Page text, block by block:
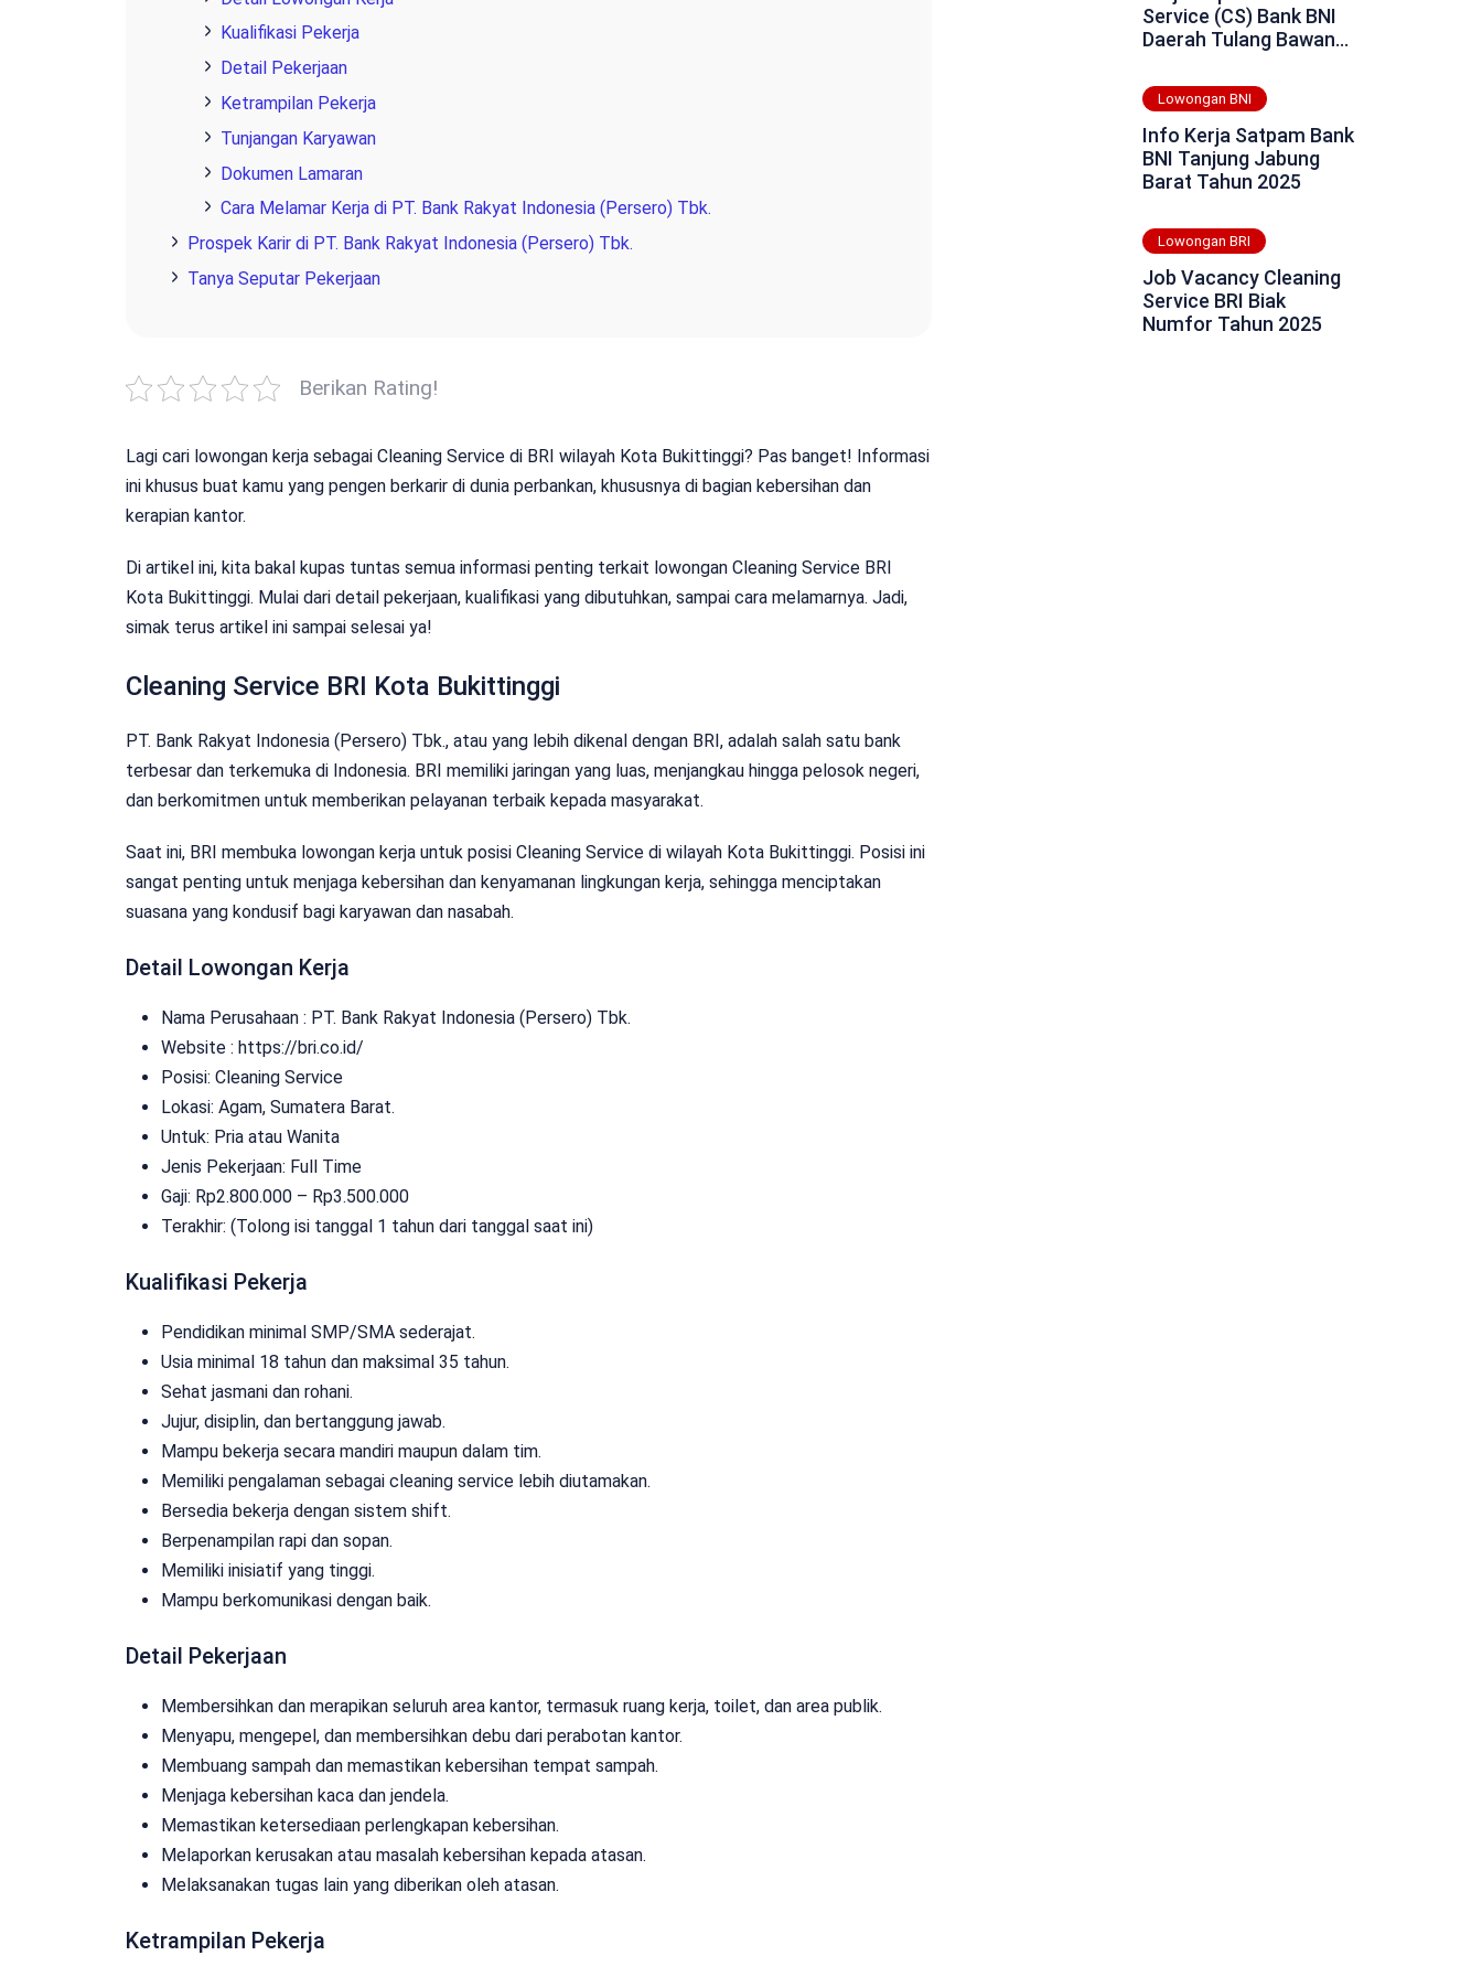
Kualifikasi Pekerja
Detail Pekerjaan
Ketrampilan Pekerja
Tunjangan Karyawan
Dokumen Lamaran
Cara Melamar Kerja di PT. Bank Rakyat Indonesia (Persero) Tbk.
Prospek Karir di PT. Bank Rakyat Indonesia (Persero) Tbk.
Tanya Seputar Pekerjaan
Berikan Rating!
Lagi cari lowongan kerja sebagai Cleaning Service di BRI wilayah Kota Bukittinggi? Pas banget! Informasi
ini khusus buat kamu yang pengen berkarir di dunia perbankan, khususnya di bagian kebersihan dan
kerapian kantor.
Di artikel ini, kita bakal kupas tuntas semua informasi penting terkait lowongan Cleaning Service BRI
Kota Bukittinggi. Mulai dari detail pekerjaan, kualifikasi yang dibutuhkan, sampai cara melamarnya. Jadi,
simak terus artikel ini sampai selesai ya!
Cleaning Service BRI Kota Bukittinggi
PT. Bank Rakyat Indonesia (Persero) Tbk., atau yang lebih dikenal dengan BRI, adalah salah satu bank
terbesar dan terkemuka di Indonesia. BRI memiliki jaringan yang luas, menjangkau hingga pelosok negeri,
dan berkomitmen untuk memberikan pelayanan terbaik kepada masyarakat.
Saat ini, BRI membuka lowongan kerja untuk posisi Cleaning Service di wilayah Kota Bukittinggi. Posisi ini
sangat penting untuk menjaga kebersihan dan kenyamanan lingkungan kerja, sehingga menciptakan
suasana yang kondusif bagi karyawan dan nasabah.
Detail Lowongan Kerja
Nama Perusahaan : PT. Bank Rakyat Indonesia (Persero) Tbk.
Website : https://bri.co.id/
Posisi: Cleaning Service
Lokasi: Agam, Sumatera Barat.
Untuk: Pria atau Wanita
Jenis Pekerjaan: Full Time
Gaji: Rp2.800.000 – Rp3.500.000
Terakhir: (Tolong isi tanggal 1 tahun dari tanggal saat ini)
Kualifikasi Pekerja
Pendidikan minimal SMP/SMA sederajat.
Usia minimal 18 tahun dan maksimal 35 tahun.
Sehat jasmani dan rohani.
Jujur, disiplin, dan bertanggung jawab.
Mampu bekerja secara mandiri maupun dalam tim.
Memiliki pengalaman sebagai cleaning service lebih diutamakan.
Bersedia bekerja dengan sistem shift.
Berpenampilan rapi dan sopan.
Memiliki inisiatif yang tinggi.
Mampu berkomunikasi dengan baik.
Detail Pekerjaan
Membersihkan dan merapikan seluruh area kantor, termasuk ruang kerja, toilet, dan area publik.
Menyapu, mengepel, dan membersihkan debu dari perabotan kantor.
Membuang sampah dan memastikan kebersihan tempat sampah.
Menjaga kebersihan kaca dan jendela.
Memastikan ketersediaan perlengkapan kebersihan.
Melaporkan kerusakan atau masalah kebersihan kepada atasan.
Melaksanakan tugas lain yang diberikan oleh atasan.
Ketrampilan Pekerja
Service (CS) Bank BNI
Daerah Tulang Bawang
Lowongan BNI
Info Kerja Satpam Bank
BNI Tanjung Jabung
Barat Tahun 2025
Lowongan BRI
Job Vacancy Cleaning
Service BRI Biak
Numfor Tahun 2025